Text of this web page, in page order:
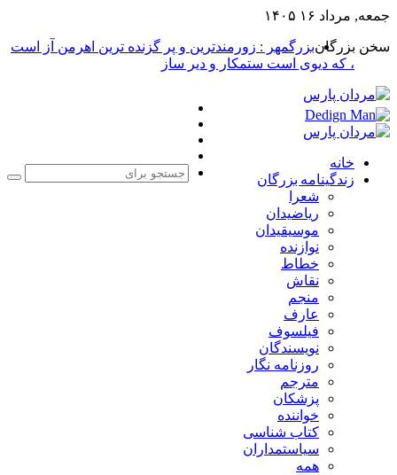
جمعه, مرداد ۱۶ ۱۴۰۵
سخن بزرگانبزرگمهر : زورمندترین و پر گزنده ترین اهرمن آز است
، که دیوی است ستمکار و دیر ساز
خانه
زندگینامه بزرگان
شعرا
ریاضیدان
موسیقیدان
نوازنده
خطاط
نقاش
منجم
عارف
فیلسوف
نویسندگان
روزنامه نگار
مترجم
پزشکان
خواننده
کتاب شناسی
سیاستمداران
همه